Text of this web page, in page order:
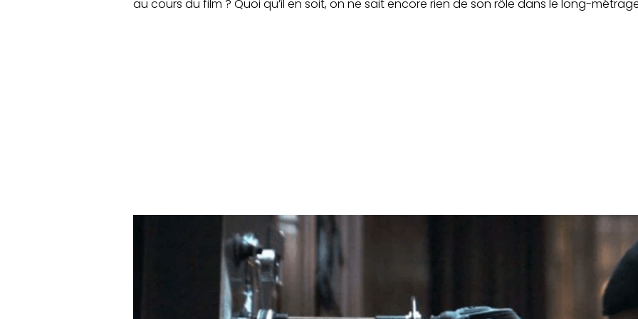
au cours du film ? Quoi qu’il en soit, on ne sait encore rien de son rôle dans le long-